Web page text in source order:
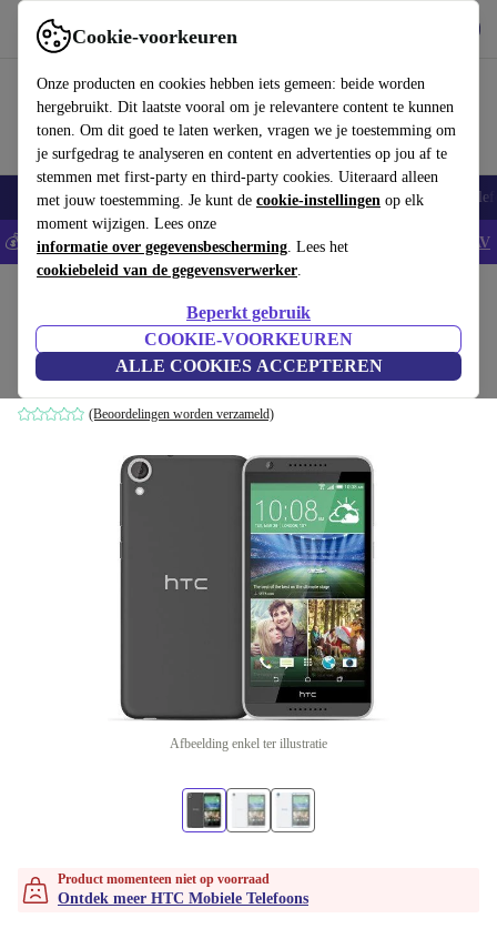
Cookie-voorkeuren
Onze producten en cookies hebben iets gemeen: beide worden
hergebruikt. Dit laatste vooral om je relevantere content te kunnen
tonen. Om dit goed te laten werken, vragen we je toestemming om
je surfgedrag te analyseren en content en advertenties op jou af te
stemmen met first-party en third-party cookies. Uiteraard alleen
met jouw toestemming. Je kunt de cookie-instellingen op elk
moment wijzigen. Lees onze
informatie over gegevensbescherming. Lees het
cookiebeleid van de gegevensverwerker.
Beperkt gebruik
COOKIE-VOORKEUREN
ALLE COOKIES ACCEPTEREN
Gebruik refurbed snel en eenvoudig
Smartphones Laptops Tablets Smartwatches Accessoires
💰Bespaar 5% EXTRA op alle iPhones - Code: IPHONEDEAL - AV
HTC Desire 820
grijs
(Beoordelingen worden verzameld)
Afbeelding enkel ter illustratie
Product momenteen niet op voorraad
Ontdek meer HTC Mobiele Telefoons